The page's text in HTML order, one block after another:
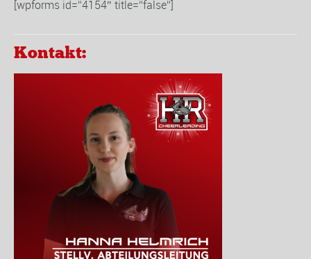
[wpforms id=“4154″ title=“false“]
Kontakt: